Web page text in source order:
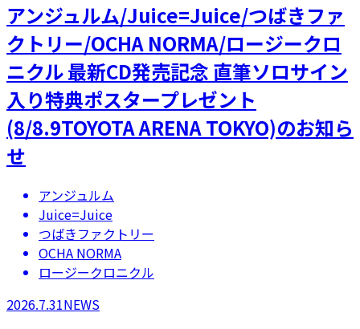
アンジュルム/Juice=Juice/つばきファ
クトリー/OCHA NORMA/ロージークロ
ニクル 最新CD発売記念 直筆ソロサイン
入り特典ポスタープレゼント
(8/8.9TOYOTA ARENA TOKYO)のお知ら
せ
アンジュルム
Juice=Juice
つばきファクトリー
OCHA NORMA
ロージークロニクル
2026.7.31NEWS